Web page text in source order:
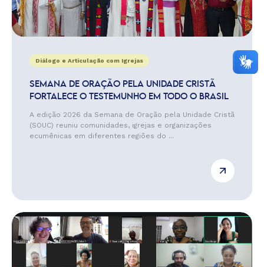
Diálogo e Articulação com Igrejas
SEMANA DE ORAÇÃO PELA UNIDADE CRISTÃ
FORTALECE O TESTEMUNHO EM TODO O BRASIL
A edição 2026 da Semana de Oração pela Unidade Cristã
(SOUC) reuniu comunidades, igrejas e organizações
ecumênicas em diferentes regiões do ...